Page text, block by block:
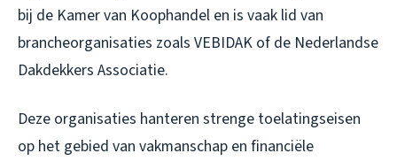
bij de Kamer van Koophandel en is vaak lid van
brancheorganisaties zoals VEBIDAK of de Nederlandse
Dakdekkers Associatie.
Deze organisaties hanteren strenge toelatingseisen
op het gebied van vakmanschap en financiële